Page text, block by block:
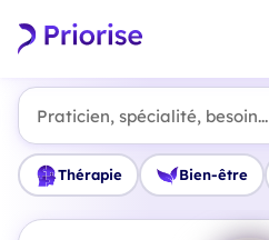
Praticien, spécialité, besoin...
Thérapie Bien-être